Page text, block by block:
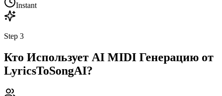
Instant
Step 3
Кто Использует AI MIDI Генерацию от
LyricsToSongAI?